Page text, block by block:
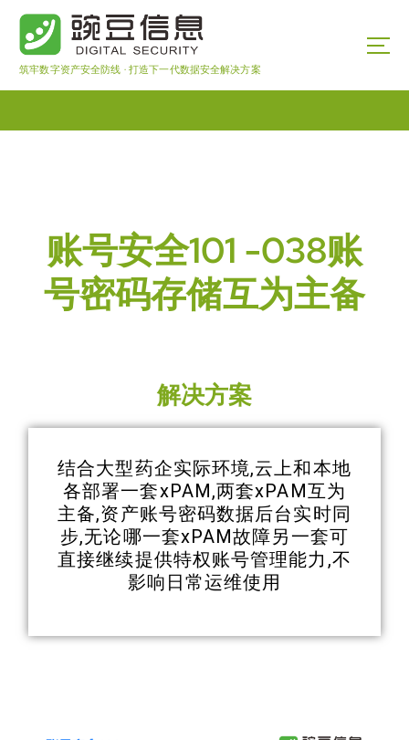
筑牢数字资产安全防线 · 打造下一代数据安全解决方案
账号安全101 -038账
号密码存储互为主备
解决方案
结合大型药企实际环境,云上和本地
各部署一套xPAM,两套xPAM互为
主备,资产账号密码数据后台实时同
步,无论哪一套xPAM故障另一套可
直接继续提供特权账号管理能力,不
影响日常运维使用